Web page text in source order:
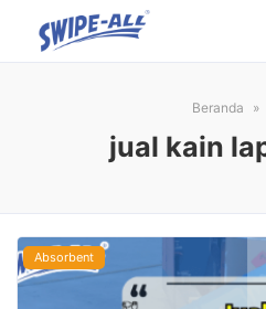
Beranda
jual kain
Absorbent